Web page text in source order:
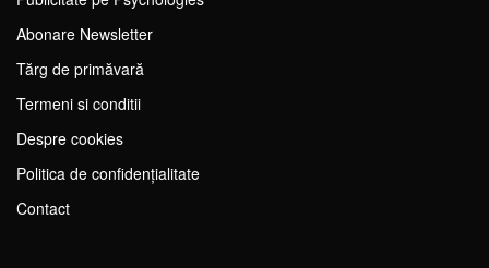
Abonare Newsletter
Tărg de primăvară
Termeni si conditii
Despre cookies
Politica de confidențialitate
Contact